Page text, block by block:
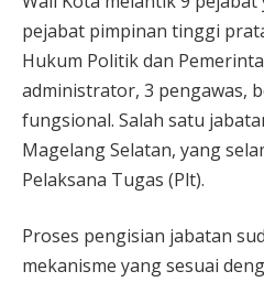
pejabat pimpinan tinggi
Hukum Politik dan
administrator, 3 pengawas,
fungsional. Salah satu
Magelang Selatan, yang
Pelaksana Tugas (Plt).
Proses pengisian jabatan
mekanisme yang sesuai